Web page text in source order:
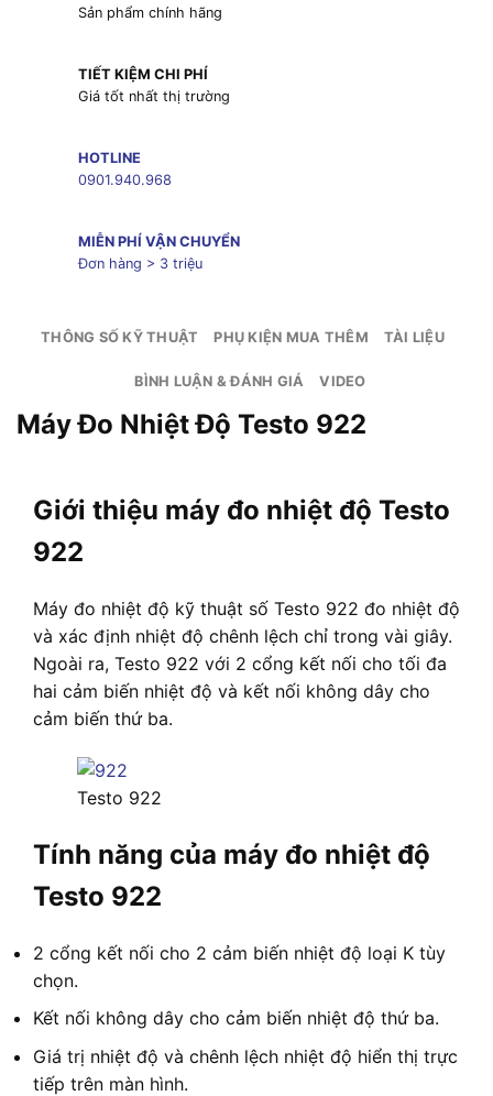
Sản phẩm chính hãng
TIẾT KIỆM CHI PHÍ
Giá tốt nhất thị trường
HOTLINE
0901.940.968
MIỄN PHÍ VẬN CHUYỂN
Đơn hàng > 3 triệu
THÔNG SỐ KỸ THUẬT PHỤ KIỆN MUA THÊM TÀI LIỆU
BÌNH LUẬN & ĐÁNH GIÁ VIDEO
Máy Đo Nhiệt Độ Testo 922
Giới thiệu máy đo nhiệt độ Testo
922
Máy đo nhiệt độ kỹ thuật số Testo 922 đo nhiệt độ
và xác định nhiệt độ chênh lệch chỉ trong vài giây.
Ngoài ra, Testo 922 với 2 cổng kết nối cho tối đa
hai cảm biến nhiệt độ và kết nối không dây cho
cảm biến thứ ba.
Testo 922
Tính năng của máy đo nhiệt độ
Testo 922
2 cổng kết nối cho 2 cảm biến nhiệt độ loại K tùy
chọn.
Kết nối không dây cho cảm biến nhiệt độ thứ ba.
Giá trị nhiệt độ và chênh lệch nhiệt độ hiển thị trực
tiếp trên màn hình.